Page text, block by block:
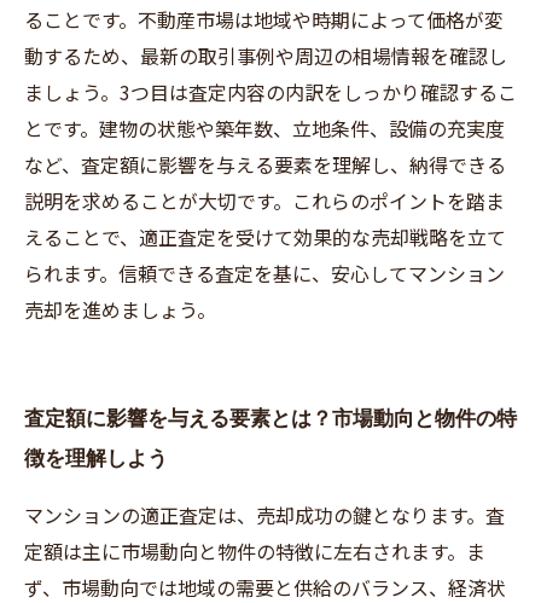
ることです。不動産市場は地域や時期によって価格が変
動するため、最新の取引事例や周辺の相場情報を確認し
ましょう。3つ目は査定内容の内訳をしっかり確認するこ
とです。建物の状態や築年数、立地条件、設備の充実度
など、査定額に影響を与える要素を理解し、納得できる
説明を求めることが大切です。これらのポイントを踏ま
えることで、適正査定を受けて効果的な売却戦略を立て
られます。信頼できる査定を基に、安心してマンション
売却を進めましょう。
査定額に影響を与える要素とは？市場動向と物件の特
徴を理解しよう
マンションの適正査定は、売却成功の鍵となります。査
定額は主に市場動向と物件の特徴に左右されます。ま
ず、市場動向では地域の需要と供給のバランス、経済状